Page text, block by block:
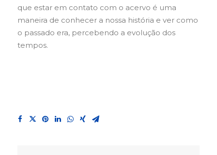
que estar em contato com o acervo é uma
maneira de conhecer a nossa história e ver como
o passado era, percebendo a evolução dos
tempos.